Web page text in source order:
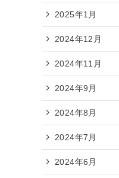
2025年1月
2024年12月
2024年11月
2024年9月
2024年8月
2024年7月
2024年6月